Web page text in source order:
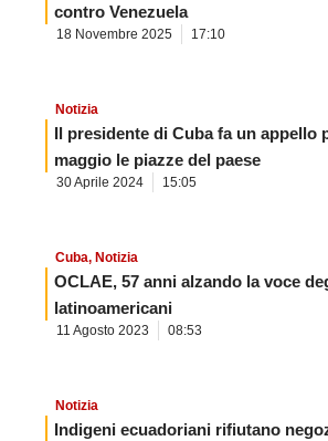
contro Venezuela
18 Novembre 2025 17:10
Notizia
Il presidente di Cuba fa un appello
maggio le piazze del paese
30 Aprile 2024 15:05
Cuba, Notizia
OCLAE, 57 anni alzando la voce
latinoamericani
11 Agosto 2023 08:53
Notizia
Indigeni ecuadoriani rifiutano